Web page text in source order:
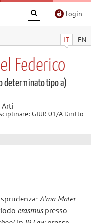
Login
IT EN
Federico
determinato tipo a)
GIUR-01/A Diritto
Alma Mater
erasmuspresso